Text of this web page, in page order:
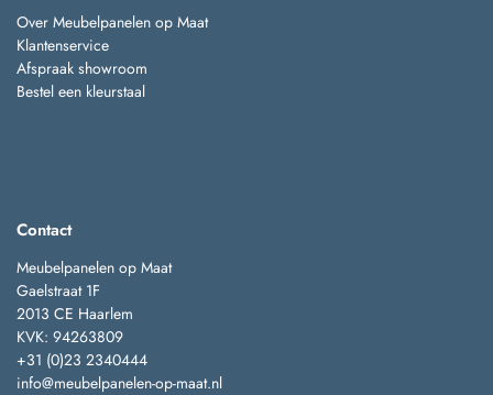
Over Meubelpanelen op Maat
Klantenservice
Afspraak showroom
Bestel een kleurstaal
Contact
Meubelpanelen op Maat
Gaelstraat 1F
2013 CE Haarlem
KVK: 94263809
+31 (0)23 2340444
info@meubelpanelen-op-maat.nl